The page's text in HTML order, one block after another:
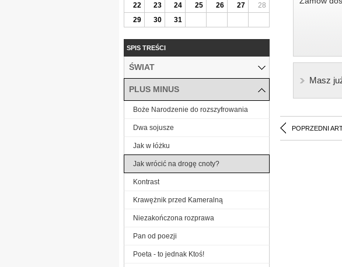
Masz
POPRZEDNI
22
23 24 25 26 27
28
29
30 31
SPIS TREŚCI
ŚWIAT
PLUS MINUS
Boże Narodzenie do rozszyfrowania
Dwa sojusze
Jak w łóżku
Jak wrócić na drogę cnoty?
Kontrast
Krawężnik przed Kameralną
Niezakończona rozprawa
Pan od poezji
Poeta - to jednak Ktoś!